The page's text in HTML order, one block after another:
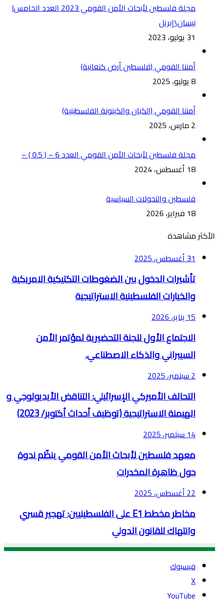
مجلة فلسطين لأبحاث الأمن القومي 2023 العدد الخامس|
نيسان\إبريل
31 يوليو، 2023
أمننا القومي (فلسطين أرض كنعانية)
8 يوليو، 2025
أمننا القومي (الكيان والكينونة الفلسطينية)
2 مارس، 2025
مجلة فلسطين لأبحاث الأمن القومي العدد 6 – ( 0.5 ) –
18 أغسطس، 2024
فلسطين والتحولات السياسية
18 فبراير، 2026
الأكثر مشاهدة
31 أغسطس، 2025
تأشيرات الدخول بين الضغوطات التكتيكية الامريكية
والخيارات الفلسطينية الاستراتيجية
15 يناير، 2026
الاجتماع الأول للجنة التحضيرية لمؤتمر الأمن
السيبراني والذكاء الاصطناعي.
2 سبتمبر، 2025
التحالف الأميركي الإسرائيلي: التناقض الأيديولوجي و
الهيمنة الاستراتيجية (توظيف أحداث أكتوبر/ 2023)
14 سبتمبر، 2025
معهد فلسطين لأبحاث الأمن القومي ينظّم ندوة
حول ظاهرة المخدرات
22 أغسطس، 2025
مخاطر مخطط E1 على الفلسطينيين: تهجير قسري
وانتهاك للقانون الدولي
فيسبوك
‫X
‫YouTube